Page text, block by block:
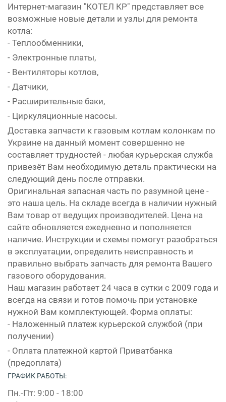
Интернет-магазин "КОТЕЛ КР" представляет все
возможные новые детали и узлы для ремонта
котла:
- Теплообменники,
- Электронные платы,
- Вентиляторы котлов,
- Датчики,
- Расширительные баки,
- Циркуляционные насосы.
Доставка запчасти к газовым котлам колонкам по
Украине на данный момент совершенно не
составляет трудностей - любая курьерская служба
привезёт Вам необходимую деталь практически на
следующий день после отправки.
Оригинальная запасная часть по разумной цене -
это наша цель. На складе всегда в наличии нужный
Вам товар от ведущих производителей. Цена на
сайте обновляется ежедневно и пополняется
наличие. Инструкции и схемы помогут разобраться
в эксплуатации, определить неисправность и
правильно выбрать запчасть для ремонта Вашего
газового оборудования.
Наш магазин работает 24 часа в сутки с 2009 года и
всегда на связи и готов помочь при установке
нужной Вам комплектующей. Форма оплаты:
- Наложенный платеж курьерской службой (при
получении)
- Оплата платежной картой Приватбанка
(предоплата)
ГРАФИК РАБОТЫ:
Пн.-Пт: 9:00 - 18:00